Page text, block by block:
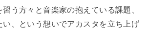
う方々と音楽家の抱えている課題、
い、という想いでアカスタを立ち上げ